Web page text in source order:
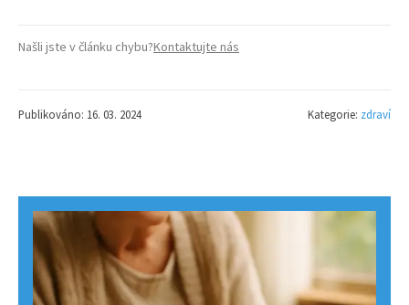
Našli jste v článku chybu?Kontaktujte nás
Publikováno: 16. 03. 2024 Kategorie: zdraví